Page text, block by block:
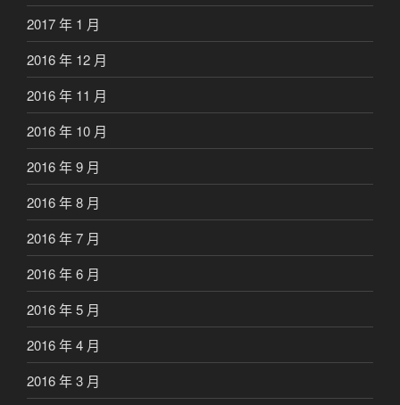
2017 年 1 月
2016 年 12 月
2016 年 11 月
2016 年 10 月
2016 年 9 月
2016 年 8 月
2016 年 7 月
2016 年 6 月
2016 年 5 月
2016 年 4 月
2016 年 3 月